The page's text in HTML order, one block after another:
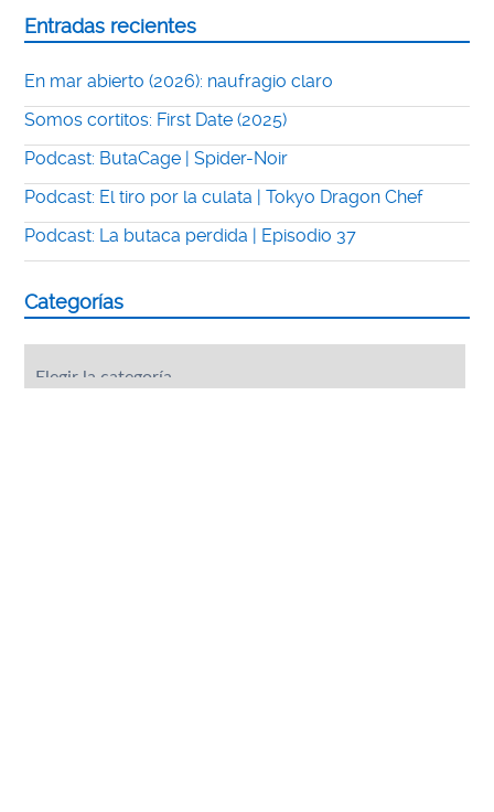
Entradas recientes
En mar abierto (2026): naufragio claro
Somos cortitos: First Date (2025)
Podcast: ButaCage | Spider-Noir
Podcast: El tiro por la culata | Tokyo Dragon Chef
Podcast: La butaca perdida | Episodio 37
Categorías